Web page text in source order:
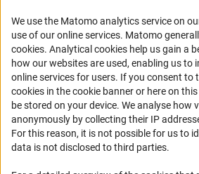
Финансирование
Совместные конкурсы с российскими
организациями
Партнёры DFG в России
Часто задаваемые вопросы (FAQ)
DFG Newsletter
We use the Matomo analytics service on
use of our online services. Matomo
cookies(Anc
. Analytical cookies help us gain a
how our websites are used, enabling us to
online services for users. If you consent to
cookies in the cookie banner or here on
be stored on your device. We analyse how
anonymously by collecting their IP
For this reason, it is not possible for us to
data is not disclosed to third parties.